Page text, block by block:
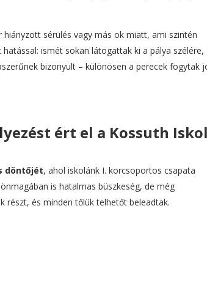
sérülés vagy más ok miatt, ami szintén
ismét sokan látogattak ki a pálya szélére,
bizonyult – különösen a perecek fogytak
ért el a Kossuth
döntőjét, ahol iskolánk I. korcsoportos csapata
is hatalmas büszkeség, de még
részt, és minden tőlük telhetőt beleadtak.